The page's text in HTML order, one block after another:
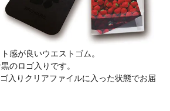
感が良いウエストゴム。
のロゴ入りです。
入りクリアファイルに入った状態でお届